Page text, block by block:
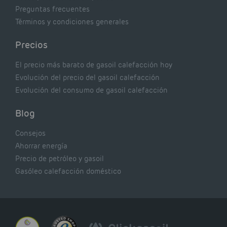
Preguntas frecuentes
Términos y condiciones generales
Precios
El precio más barato de gasoil calefacción hoy
Evolución del precio del gasoil calefacción
Evolución del consumo de gasoil calefacción
Blog
Consejos
Ahorrar energía
Precio de petróleo y gasoil
Gasóleo calefacción doméstico